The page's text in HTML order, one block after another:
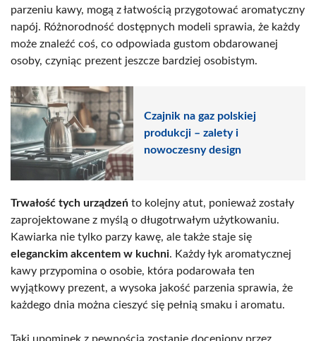
parzeniu kawy, mogą z łatwością przygotować aromatyczny
napój. Różnorodność dostępnych modeli sprawia, że każdy
może znaleźć coś, co odpowiada gustom obdarowanej
osoby, czyniąc prezent jeszcze bardziej osobistym.
Czajnik na gaz polskiej
produkcji – zalety i
nowoczesny design
Trwałość tych urządzeń to kolejny atut, ponieważ zostały
zaprojektowane z myślą o długotrwałym użytkowaniu.
Kawiarka nie tylko parzy kawę, ale także staje się
eleganckim akcentem w kuchni. Każdy łyk aromatycznej
kawy przypomina o osobie, która podarowała ten
wyjątkowy prezent, a wysoka jakość parzenia sprawia, że
każdego dnia można cieszyć się pełnią smaku i aromatu.
Taki upominek z pewnością zostanie doceniony przez